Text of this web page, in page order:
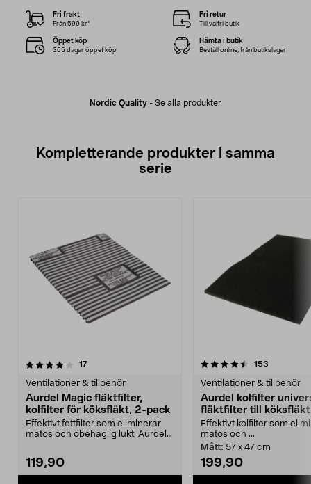
Nordic Quality - Se alla produkter
Fri frakt
Från 599 kr*
Fri retur
Till valfri butik
Öppet köp
365 dagar öppet köp
Hämta i butik
Beställ online, från butikslager
Kompletterande produkter i samma
serie
17recensioner
Ventilationer & tillbehör
Aurdel Magic fläktfilter,
kolfilter för köksfläkt, 2-pack
Effektivt fettfilter som eliminerar
matos och obehaglig lukt. Aurdel
119,90
4.5av 5 stjärnor 153
Ventilationer & tillbehör
Aurdel kolfilter
fläktfilter till köksfläkt
Effektivt kolfilter som
matos och ...
Mått: 57 x 47 cm
199,90
4.0av 5 stjärnor